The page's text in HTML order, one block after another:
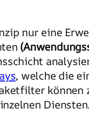
nur eine
, welche die
können